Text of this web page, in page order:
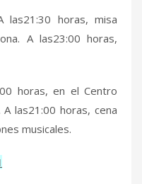
las21:30 horas, misa
A las23:00 horas,
horas, en el Centro
las21:00 horas, cena
musicales.